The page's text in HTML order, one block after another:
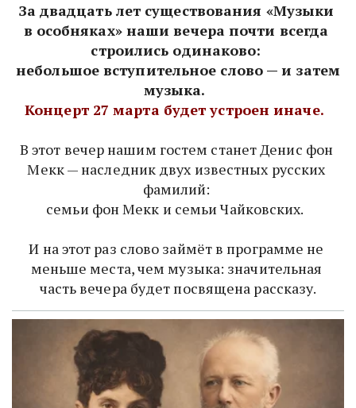
За двадцать лет существования «Музыки
в особняках» наши вечера почти всегда
строились одинаково:
небольшое вступительное слово — и затем
музыка.
Концерт 27 марта будет устроен иначе.
В этот вечер нашим гостем станет Денис фон
Мекк — наследник двух известных русских
фамилий:
семьи фон Мекк и семьи Чайковских.
И на этот раз слово займёт в программе не
меньше места, чем музыка: значительная
часть вечера будет посвящена рассказу.